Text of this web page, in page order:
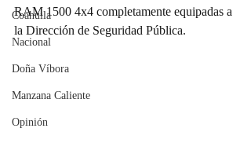
Coahuila
Nacional
Doña Víbora
Manzana Caliente
Opinión
RAM 1500 4x4 completamente equipadas a
la Dirección de Seguridad Pública.